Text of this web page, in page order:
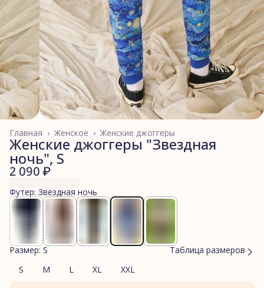
Женские джоггеры
Женское ›
Главная ›
Женские джоггеры "Звездная
ночь", S
2 090 ₽
Футер: Звездная ночь
Размер: S
Таблица размеров
S
M L XL XXL